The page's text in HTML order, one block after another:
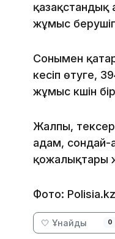
қазақстандық
жұмыс
Сонымен
кесіп өтуге,
жұмыс күшін
Жалпы,
адам, сондай-
қожалықтары
Фото: Polisia.kz
🤍 Ұнайды 0